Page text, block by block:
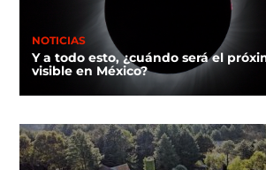
NOTICIAS
Y a todo esto, ¿cuándo será el
visible en México?